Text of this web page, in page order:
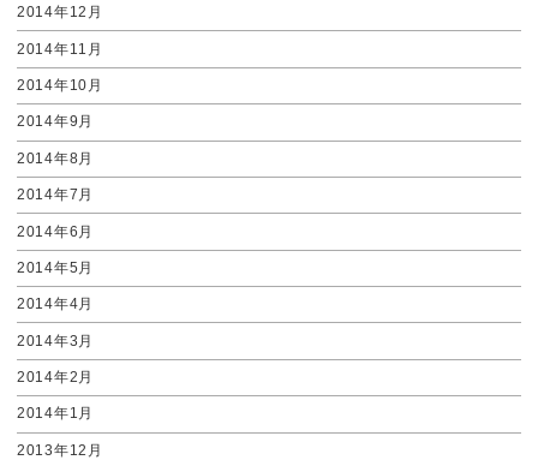
2014年12月
2014年11月
2014年10月
2014年9月
2014年8月
2014年7月
2014年6月
2014年5月
2014年4月
2014年3月
2014年2月
2014年1月
2013年12月